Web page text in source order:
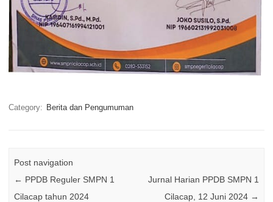
Category: Berita dan Pengumuman
Post navigation
← PPDB Reguler SMPN 1
Cilacap tahun 2024
Jurnal Harian PPDB SMPN 1
Cilacap, 12 Juni 2024 →